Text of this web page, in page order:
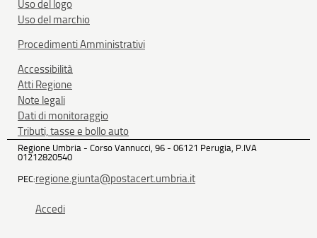
Uso del logo
Uso del marchio
Procedimenti Amministrativi
Accessibilità
Atti Regione
Note legali
Dati di monitoraggio
Tributi, tasse e bollo auto
Regione Umbria - Corso Vannucci, 96 - 06121 Perugia, P.IVA
01212820540
PEC:regione.giunta@postacert.umbria.it
Accedi